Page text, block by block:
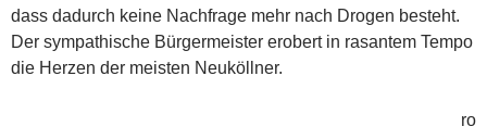
dass dadurch keine Nachfrage mehr nach Drogen besteht.
Der sympathische Bürgermeister erobert in rasantem Tempo
die Herzen der meisten Neuköllner.
ro